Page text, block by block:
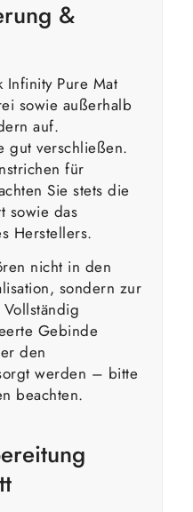
&
Infinity Pure Mat
sowie außerhalb
auf.
gut verschließen.
für
Sie stets die
sowie das
Herstellers.
nicht in den
sondern zur
Gebinde
den
werden – bitte
beachten.